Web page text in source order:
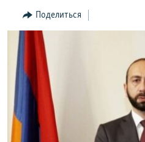
КУЛЬТУРА
СПОРТ
АРХИВ
Հայերեն
English
Русский
Поделиться